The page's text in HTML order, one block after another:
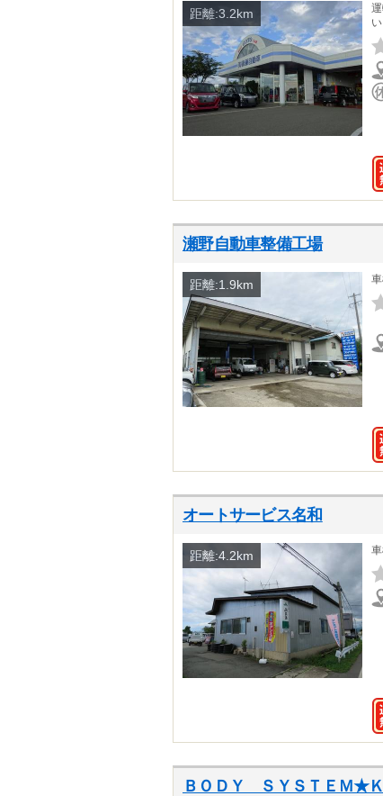
距離:3.2km
い
瀬野自動車整備工場
距離:1.9km
オートサービス名和
距離:4.2km
ＢＯＤＹ ＳＹＳＴＥＭ★Ｋ